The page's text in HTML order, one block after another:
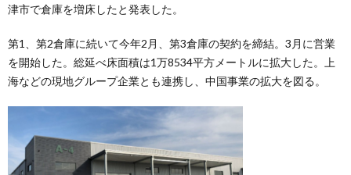
津市で倉庫を増床したと発表した。
第1、第2倉庫に続いて今年2月、第3倉庫の契約を締結。3月に営業
を開始した。総延べ床面積は1万8534平方メートルに拡大した。上
海などの現地グループ企業とも連携し、中国事業の拡大を図る。